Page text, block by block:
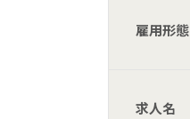
雇用形態
求人名